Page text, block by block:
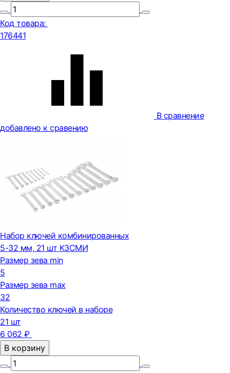
Код товара:
176441
В сравнение
добавлено к сравению
Набор ключей комбинированных
5-32 мм, 21 шт КЗСМИ
Размер зева min
5
Размер зева max
32
Количество ключей в наборе
21 шт
6 062 ₽
В корзину